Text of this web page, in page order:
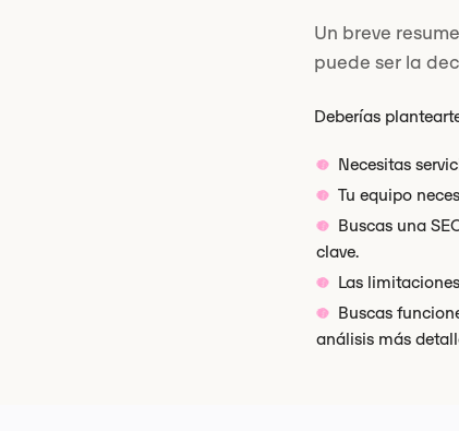
Un breve
puede ser la
Deberías
Necesitas
Tu equipo
Buscas una
clave.
Las
Buscas
análisis más